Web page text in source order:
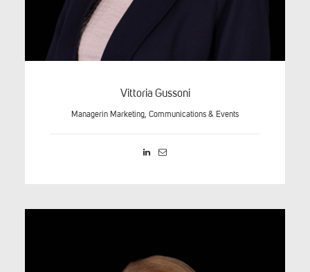
Vittoria Gussoni
Managerin Marketing, Communications & Events